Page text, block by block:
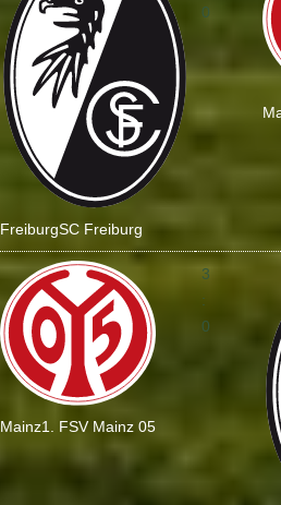
FreiburgSC Freiburg
0
Mainz1. FSV Mainz 05
3
:
0